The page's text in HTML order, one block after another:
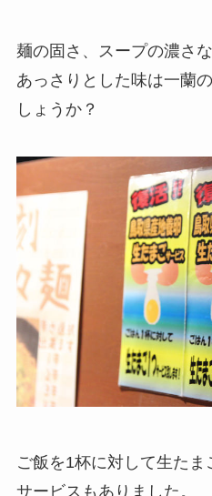
麺の固さ、スープの濃さ
あっさりとした味は一蘭
しょうか？
ご飯を1杯に対して生た
サービスもありました。